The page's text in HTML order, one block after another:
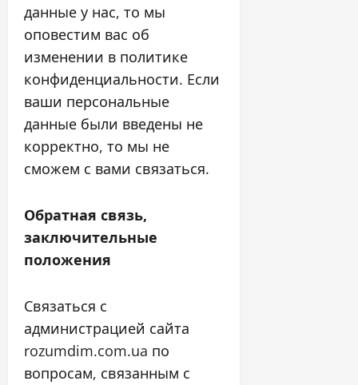
данные у нас, то мы
оповестим вас об
изменении в политике
конфиденциальности. Если
ваши персональные
данные были введены не
корректно, то мы не
сможем с вами связаться.
Обратная связь,
заключительные
положения
Связаться с
администрацией сайта
rozumdim.com.ua по
вопросам, связанным с